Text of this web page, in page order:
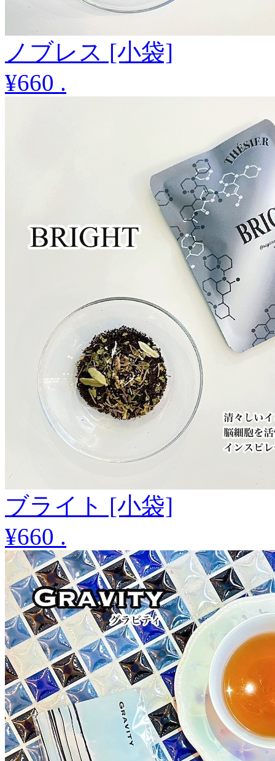
ノブレス [小袋]
¥660 .
ブライト [小袋]
¥660 .